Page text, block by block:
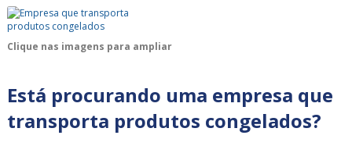
Clique nas imagens para ampliar
Está procurando uma empresa que
transporta produtos congelados?